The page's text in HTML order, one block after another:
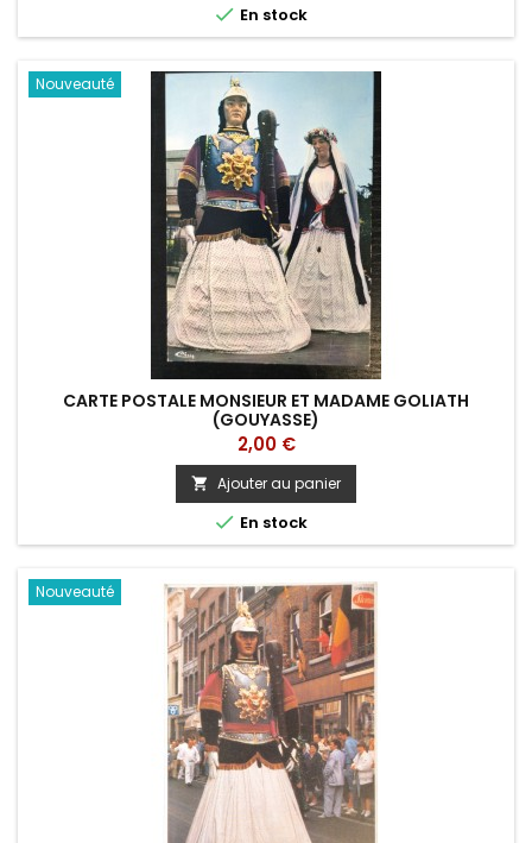
 En stock
Nouveauté
CARTE POSTALE MONSIEUR ET MADAME GOLIATH
(GOUYASSE)
Prix
2,00 €
 Ajouter au panier
 En stock
Nouveauté